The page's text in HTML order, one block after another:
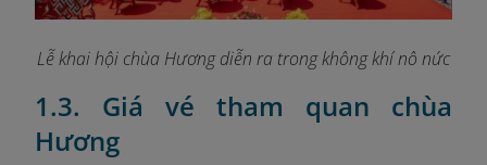
Lễ khai hội chùa Hương diễn ra trong không khí nô nức
1.3. Giá vé tham quan chùa
Hương